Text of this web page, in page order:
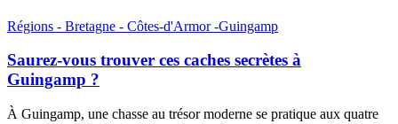
Régions - Bretagne - Côtes-d'Armor -Guingamp
Saurez-vous trouver ces caches secrètes à
Guingamp ?
À Guingamp, une chasse au trésor moderne se pratique aux quatre